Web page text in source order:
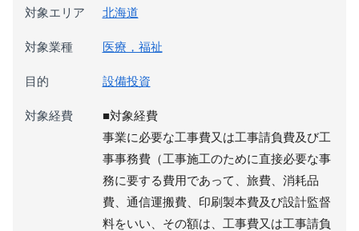
対象エリア 北海道
対象業種 医療，福祉
目的 設備投資
対象経費
■対象経費
事業に必要な工事費又は工事請負費及び工
事事務費（工事施工のために直接必要な事
務に要する費用であって、旅費、消耗品
費、通信運搬費、印刷製本費及び設計監督
料をいい、その額は、工事費又は工事請負